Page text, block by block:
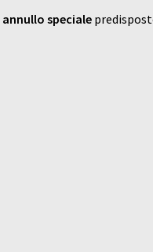
annullo speciale